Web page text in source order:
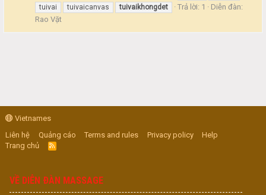
tuivai
tuivaicanvas tuivaikhongdet Trả lời: 1
Diễn đàn:
Rao Vặt
Vietnames
Liên hệ
Quảng cáo Terms and rules Privacy policy
Help
Trang chủ
R
S
VỀ DIỄN ĐÀN MASSAGE